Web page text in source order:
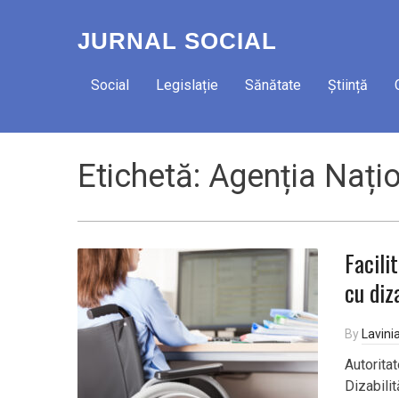
JURNAL SOCIAL
Social Legislație Sănătate Știință
Etichetă: Agenția
cu
By